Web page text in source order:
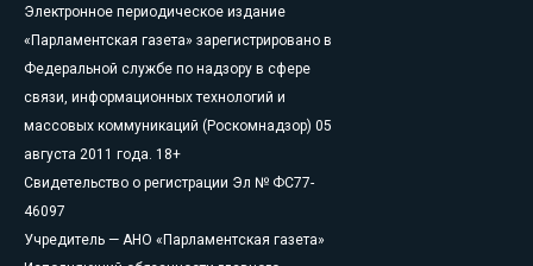
Электронное периодическое издание
«Парламентская газета» зарегистрировано в
Федеральной службе по надзору в сфере
связи, информационных технологий и
массовых коммуникаций (Роскомнадзор) 05
августа 2011 года. 18+
Свидетельство о регистрации Эл № ФС77-
46097
Учредитель — АНО «Парламентская газета»